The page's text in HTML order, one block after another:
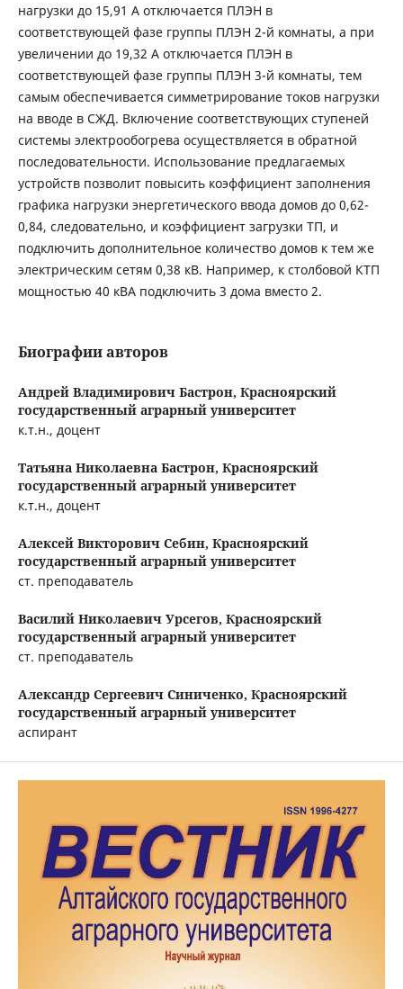
нагрузки до 15,91 А отключается ПЛЭН в
соответствующей фазе группы ПЛЭН 2-й комнаты, а при
увеличении до 19,32 А отключается ПЛЭН в
соответствующей фазе группы ПЛЭН 3-й комнаты, тем
самым обеспечивается симметрирование токов нагрузки
на вводе в СЖД. Включение соответствующих ступеней
системы электрообогрева осуществляется в обратной
последовательности. Использование предлагаемых
устройств позволит повысить коэффициент заполнения
графика нагрузки энергетического ввода домов до 0,62-
0,84, следовательно, и коэффициент загрузки ТП, и
подключить дополнительное количество домов к тем же
электрическим сетям 0,38 кВ. Например, к столбовой КТП
мощностью 40 кВА подключить 3 дома вместо 2.
Биографии авторов
Андрей Владимирович Бастрон, Красноярский
государственный аграрный университет
к.т.н., доцент
Татьяна Николаевна Бастрон, Красноярский
государственный аграрный университет
к.т.н., доцент
Алексей Викторович Себин, Красноярский
государственный аграрный университет
ст. преподаватель
Василий Николаевич Урсегов, Красноярский
государственный аграрный университет
ст. преподаватель
Александр Сергеевич Синиченко, Красноярский
государственный аграрный университет
аспирант